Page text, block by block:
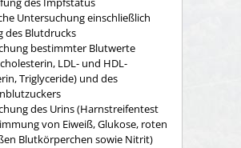
Untersuchung einschließlich
des Blutdrucks
bestimmter Blutwerte
LDL- und HDL-
Triglyceride) und des
des Urins (Harnstreifentest
von Eiweiß, Glukose, roten
Blutkörperchen sowie Nitrit)